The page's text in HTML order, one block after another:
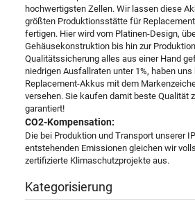
hochwertigsten Zellen. Wir lassen diese
größten Produktionsstätte für
fertigen. Hier wird vom Platinen-Design,
Gehäusekonstruktion bis hin zur
Qualitätssicherung alles aus einer Hand
niedrigen Ausfallraten unter 1%, haben
Replacement-Akkus mit dem
versehen. Sie kaufen damit beste Qualität
garantiert!
CO2-Kompensation:
Die bei Produktion und Transport unserer
entstehenden Emissionen gleichen wir
zertifizierte Klimaschutzprojekte aus.
Kategorisierung